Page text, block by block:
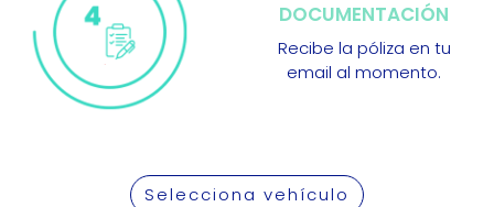
DOCUMENTACIÓN
Recibe la póliza en tu
email al momento.
Selecciona vehículo